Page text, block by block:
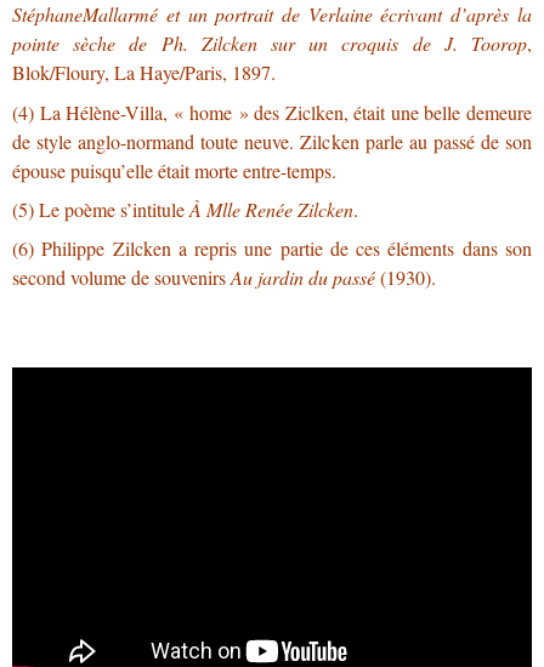
StéphaneMallarmé et un portrait de Verlaine écrivant d’après la
pointe sèche de Ph. Zilcken sur un croquis de J. Toorop,
Blok/Floury, La Haye/Paris, 1897.
(4) La Hélène-Villa, « home » des Ziclken, était une belle demeure
de style anglo-normand toute neuve. Zilcken parle au passé de son
épouse puisqu’elle était morte entre-temps.
(5) Le poème s’intituleÀ Mlle Renée Zilcken.
(6) Philippe Zilcken a repris une partie de ces éléments dans son
second volume de souvenirsAu jardin du passé(1930).